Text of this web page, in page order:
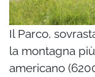
Il Parco,
la montagna
americano